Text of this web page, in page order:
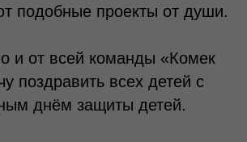
подобные проекты от души.
и от всей команды «Комек
поздравить всех детей с
днём защиты детей.